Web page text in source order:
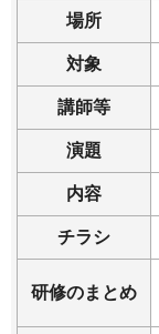
場所
対象
講師等
演題
内容
チラシ
研修のまとめ